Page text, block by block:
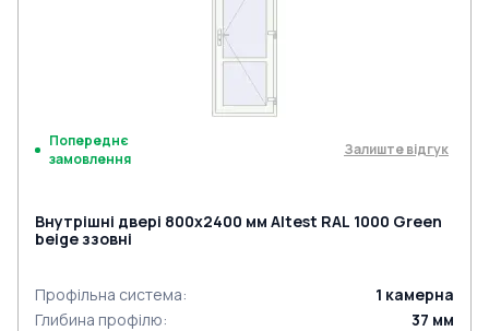
Попереднє
замовлення
Залиште відгук
Внутрішні двері 800x2400 мм Altest RAL 1000 Green
beige ззовні
Профільна система: 1 камерна
Глибина профілю: 37 мм